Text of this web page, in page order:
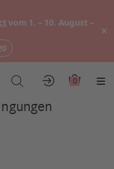
vom 1. – 10. August –
×
Konto 0